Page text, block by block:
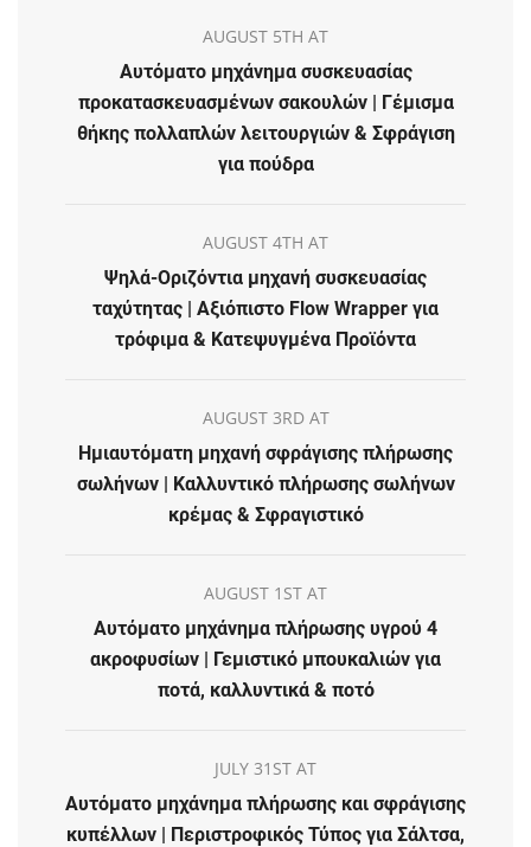
AUGUST 5TH AT
Αυτόματο μηχάνημα συσκευασίας
προκατασκευασμένων σακουλών | Γέμισμα
θήκης πολλαπλών λειτουργιών & Σφράγιση
για πούδρα
AUGUST 4TH AT
Ψηλά-Οριζόντια μηχανή συσκευασίας
ταχύτητας | Αξιόπιστο Flow Wrapper για
τρόφιμα & Κατεψυγμένα Προϊόντα
AUGUST 3RD AT
Ημιαυτόματη μηχανή σφράγισης πλήρωσης
σωλήνων | Καλλυντικό πλήρωσης σωλήνων
κρέμας & Σφραγιστικό
AUGUST 1ST AT
Αυτόματο μηχάνημα πλήρωσης υγρού 4
ακροφυσίων | Γεμιστικό μπουκαλιών για
ποτά, καλλυντικά & ποτό
JULY 31ST AT
Αυτόματο μηχάνημα πλήρωσης και σφράγισης
κυπέλλων | Περιστροφικός Τύπος για Σάλτσα,